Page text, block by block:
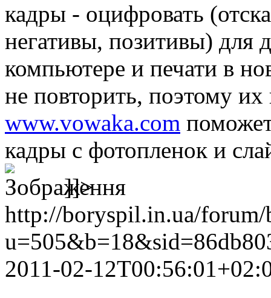
кадры - оцифровать
негативы, позитивы) для
компьютере и печати в
не повторить, поэтому
www.vowaka.com
кадры с фотопленок и
]]>
http://boryspil.in.ua/forum/
2011-02-